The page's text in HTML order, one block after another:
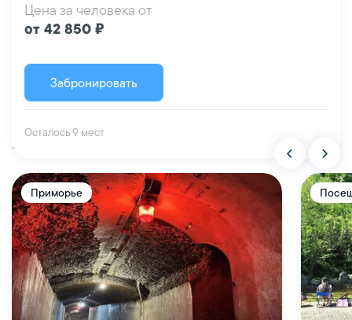
Цена за человека от
от 42 850 ₽
Забронировать
Осталось 9 мест
Похожие туры
Приморье